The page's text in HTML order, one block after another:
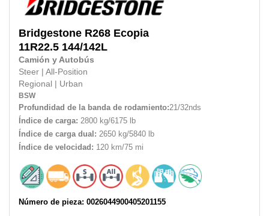
Bridgestone R268 Ecopia
11R22.5 144/142L
Camión y Autobús
Steer
All-Position
Regional
Urban
BSW
Profundidad de la banda de rodamiento:21/32nds
Índice de carga: 2800 kg/6175 lb
Índice de carga dual: 2650 kg/5840 lb
Índice de velocidad: 120 km/75 mi
Número de pieza: 0026044900405201155